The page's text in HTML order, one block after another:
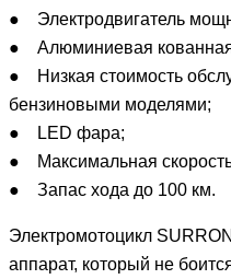
● Электродвигатель
● Алюминиевая
● Низкая стоимость
бензиновыми моделями;
● LED фара;
● Максимальная
● Запас хода до 100 км.
Электромотоцикл
аппарат, который не